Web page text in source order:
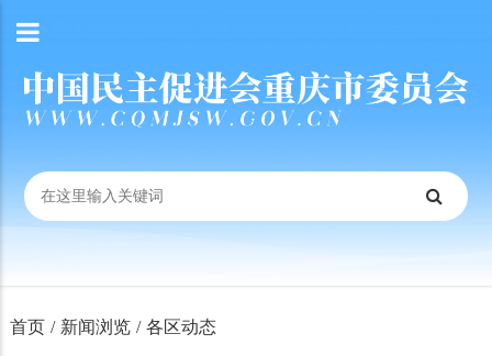
首页 / 新闻浏览 / 各区动态